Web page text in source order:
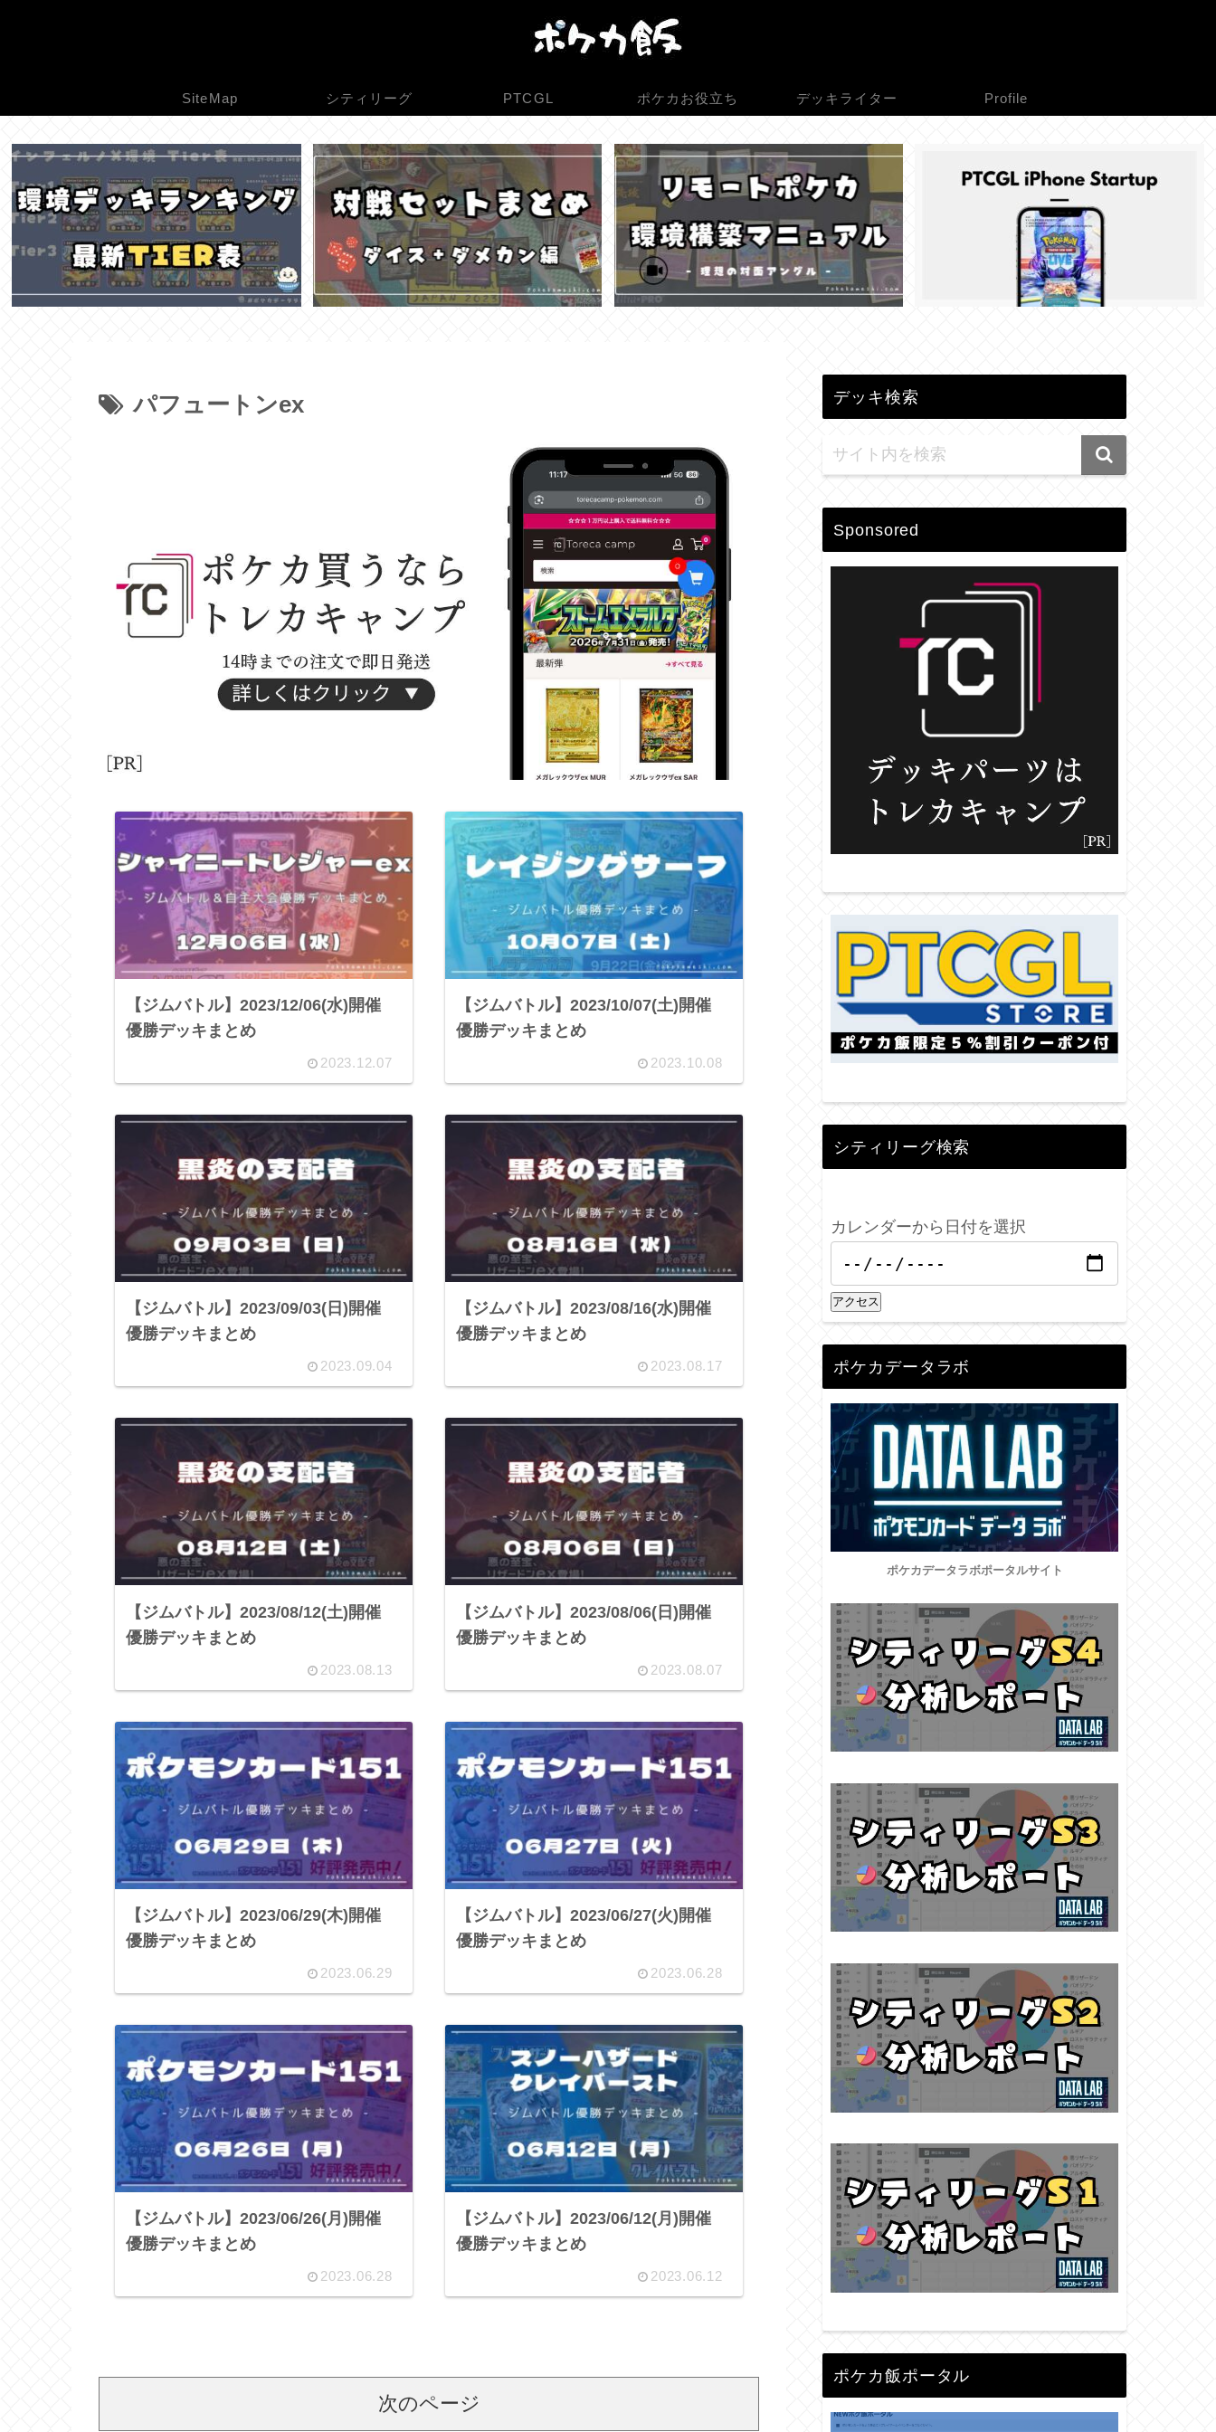
SiteMap シティリーグ PTCGL ポケカお役立ち デッキライター Profile
パフュートンex
【ジムバトル】2023/12/06(水)開催
優勝デッキまとめ
2023.12.07
【ジムバトル】2023/10/07(土)開催
優勝デッキまとめ
2023.10.08
【ジムバトル】2023/09/03(日)開催
優勝デッキまとめ
2023.09.04
【ジムバトル】2023/08/16(水)開催
優勝デッキまとめ
2023.08.17
【ジムバトル】2023/08/12(土)開催
優勝デッキまとめ
2023.08.13
【ジムバトル】2023/08/06(日)開催
優勝デッキまとめ
2023.08.07
【ジムバトル】2023/06/29(木)開催
優勝デッキまとめ
2023.06.29
【ジムバトル】2023/06/27(火)開催
優勝デッキまとめ
2023.06.28
【ジムバトル】2023/06/26(月)開催
優勝デッキまとめ
2023.06.28
【ジムバトル】2023/06/12(月)開催
優勝デッキまとめ
2023.06.12
次のページ
デッキ検索
Sponsored
シティリーグ検索
カレンダーから日付を選択
アクセス
ポケカデータラボ
ポケカデータラボポータルサイト
ポケカ飯ポータル